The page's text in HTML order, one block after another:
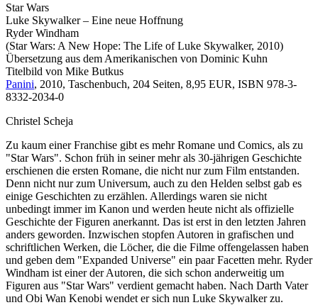
Star Wars
Luke Skywalker – Eine neue Hoffnung
Ryder Windham
(Star Wars: A New Hope: The Life of Luke Skywalker, 2010)
Übersetzung aus dem Amerikanischen von Dominic Kuhn
Titelbild von Mike Butkus
Panini, 2010, Taschenbuch, 204 Seiten, 8,95 EUR, ISBN 978-3-
8332-2034-0
Christel Scheja
Zu kaum einer Franchise gibt es mehr Romane und Comics, als zu
"Star Wars". Schon früh in seiner mehr als 30-jährigen Geschichte
erschienen die ersten Romane, die nicht nur zum Film entstanden.
Denn nicht nur zum Universum, auch zu den Helden selbst gab es
einige Geschichten zu erzählen. Allerdings waren sie nicht
unbedingt immer im Kanon und werden heute nicht als offizielle
Geschichte der Figuren anerkannt. Das ist erst in den letzten Jahren
anders geworden. Inzwischen stopfen Autoren in grafischen und
schriftlichen Werken, die Löcher, die die Filme offengelassen haben
und geben dem "Expanded Universe" ein paar Facetten mehr. Ryder
Windham ist einer der Autoren, die sich schon anderweitig um
Figuren aus "Star Wars" verdient gemacht haben. Nach Darth Vater
und Obi Wan Kenobi wendet er sich nun Luke Skywalker zu.